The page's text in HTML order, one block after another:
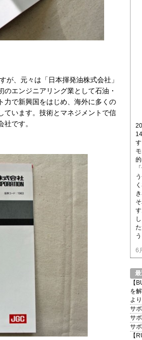
が、元々は「日本揮発油株式会社」
エンジニアリング業として石油・
力で新興国をはじめ、海外に多くの
ています。技術とマネジメントで信
です。
6
最
【
を
より
サ
サ
サ
【